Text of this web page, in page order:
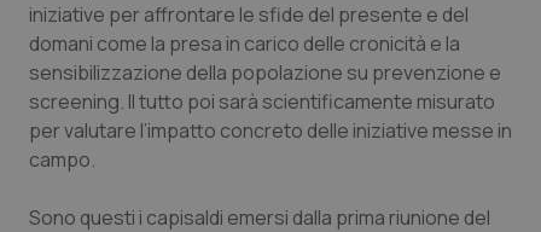
Lazio
Liguria
Lombardia
Marche
Diabete & glucometri
Disturbi dell’umore
Dolore
Donna & Salute
iniziative per affrontare le sfide del presente e del
domani come la presa in carico delle cronicità e la
sensibilizzazione della popolazione su prevenzione e
screening. Il tutto poi sarà scientificamente misurato
per valutare l’impatto concreto delle iniziative messe in
campo.
Sono questi i capisaldi emersi dalla prima riunione del